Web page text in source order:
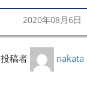
2020年08月6日
投稿者
nakata